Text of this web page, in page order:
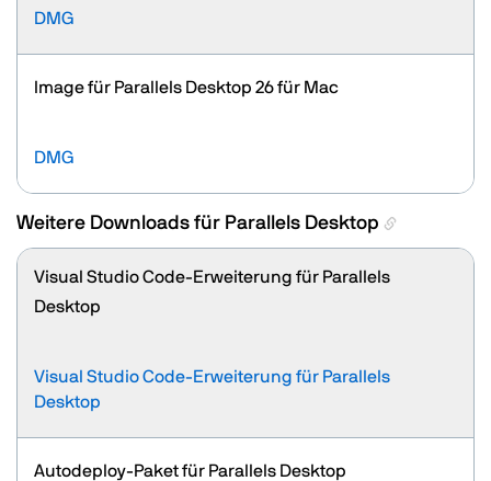
DMG
Image für Parallels Desktop 26 für Mac
DMG
Weitere Downloads für Parallels Desktop
Visual Studio Code-Erweiterung für Parallels
Desktop
Visual Studio Code-Erweiterung für Parallels
Desktop
Autodeploy-Paket für Parallels Desktop